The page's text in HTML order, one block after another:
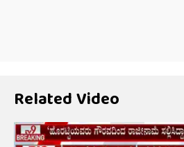
Related Video